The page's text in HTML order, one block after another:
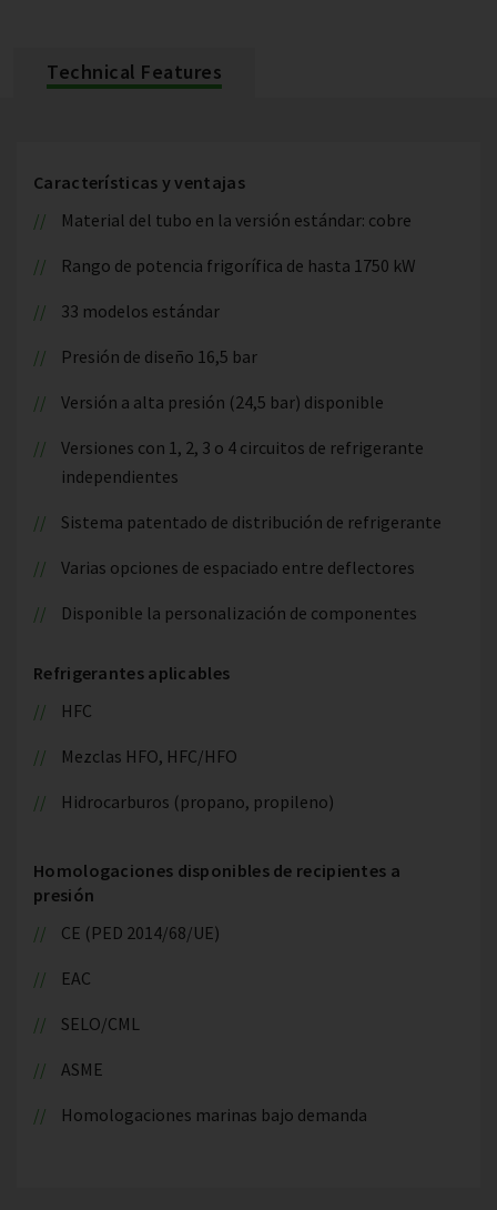
Technical Features
Características y ventajas
Material del tubo en la versión estándar: cobre
Rango de potencia frigorífica de hasta 1750 kW
33 modelos estándar
Presión de diseño 16,5 bar
Versión a alta presión (24,5 bar) disponible
Versiones con 1, 2, 3 o 4 circuitos de refrigerante
independientes
Sistema patentado de distribución de refrigerante
Varias opciones de espaciado entre deflectores
Disponible la personalización de componentes
Refrigerantes aplicables
HFC
Mezclas HFO, HFC/HFO
Hidrocarburos (propano, propileno)
Homologaciones disponibles de recipientes a
presión
CE (PED 2014/68/UE)
EAC
SELO/CML
ASME
Homologaciones marinas bajo demanda